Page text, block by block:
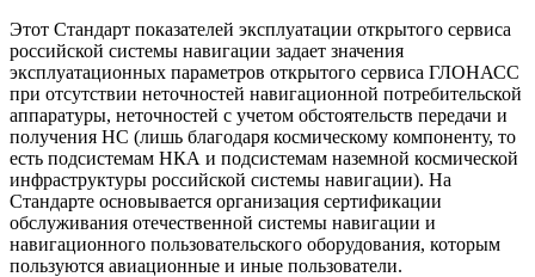
Этот Стандарт показателей эксплуатации открытого сервиса
российской системы навигации задает значения
эксплуатационных параметров открытого сервиса ГЛОНАСС
при отсутствии неточностей навигационной потребительской
аппаратуры, неточностей с учетом обстоятельств передачи и
получения НС (лишь благодаря космическому компоненту, то
есть подсистемам НКА и подсистемам наземной космической
инфраструктуры российской системы навигации). На
Стандарте основывается организация сертификации
обслуживания отечественной системы навигации и
навигационного пользовательского оборудования, которым
пользуются авиационные и иные пользователи.